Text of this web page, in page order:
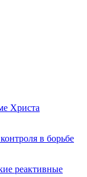
Христа
в борьбе
реактивные